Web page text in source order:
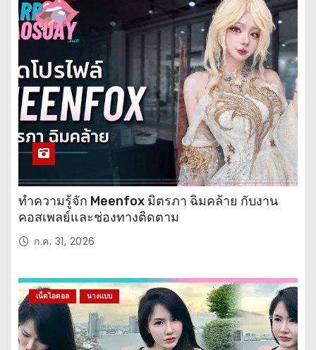
ทำความรู้จัก Meenfox มิตรภา ฉิมคล้าย กับงาน
คอสเพลย์และช่องทางติดตาม
ก.ค. 31, 2026
เน็ตไอดอล นางแบบ